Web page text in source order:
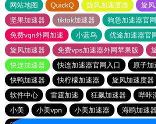
网站地图 QuickQ 旋风加速度器
旋
坚果加速器
tiktok加速器
狗急加速器官网
免费vqn外网加速
小蓝鸟 优途加速器官
旋风加速器
免费vps加速器外网苹果版
快连加速器
快连加速器官网入口
原子加
快鸭加速器
快柠檬加速器 旋风加速度器
软件中心
雷霆加速 狂飙加速器 哔咔
小美
小美vpn 小美加速器
海鸥加速